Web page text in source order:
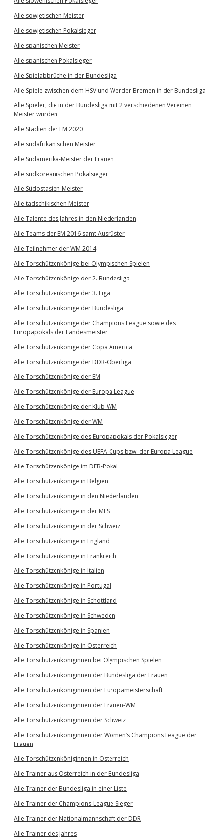
Alle sowjetischen Meister
Alle sowjetischen Pokalsieger
Alle spanischen Meister
Alle spanischen Pokalsieger
Alle Spielabbrüche in der Bundesliga
Alle Spiele zwischen dem HSV und Werder Bremen in der Bundesliga
Alle Spieler, die in der Bundesliga mit 2 verschiedenen Vereinen
Meister wurden
Alle Stadien der EM 2020
Alle südafrikanischen Meister
Alle Südamerika-Meister der Frauen
Alle südkoreanischen Pokalsieger
Alle Südostasien-Meister
Alle tadschikischen Meister
Alle Talente des Jahres in den Niederlanden
Alle Teams der EM 2016 samt Ausrüster
Alle Teilnehmer der WM 2014
Alle Torschützenkönige bei Olympischen Spielen
Alle Torschützenkönige der 2. Bundesliga
Alle Torschützenkönige der 3. Liga
Alle Torschützenkönige der Bundesliga
Alle Torschützenkönige der Champions League sowie des
Europapokals der Landesmeister
Alle Torschützenkönige der Copa America
Alle Torschützenkönige der DDR-Oberliga
Alle Torschützenkönige der EM
Alle Torschützenkönige der Europa League
Alle Torschützenkönige der Klub-WM
Alle Torschützenkönige der WM
Alle Torschützenkönige des Europapokals der Pokalsieger
Alle Torschützenkönige des UEFA-Cups bzw. der Europa League
Alle Torschützenkönige im DFB-Pokal
Alle Torschützenkönige in Belgien
Alle Torschützenkönige in den Niederlanden
Alle Torschützenkönige in der MLS
Alle Torschützenkönige in der Schweiz
Alle Torschützenkönige in England
Alle Torschützenkönige in Frankreich
Alle Torschützenkönige in Italien
Alle Torschützenkönige in Portugal
Alle Torschützenkönige in Schottland
Alle Torschützenkönige in Schweden
Alle Torschützenkönige in Spanien
Alle Torschützenkönige in Österreich
Alle Torschützenköniginnen bei Olympischen Spielen
Alle Torschützenköniginnen der Bundesliga der Frauen
Alle Torschützenköniginnen der Europameisterschaft
Alle Torschützenköniginnen der Frauen-WM
Alle Torschützenköniginnen der Schweiz
Alle Torschützenköniginnen der Women’s Champions League der
Frauen
Alle Torschützenköniginnen in Österreich
Alle Trainer aus Österreich in der Bundesliga
Alle Trainer der Bundesliga in einer Liste
Alle Trainer der Champions-League-Sieger
Alle Trainer der Nationalmannschaft der DDR
Alle Trainer des Jahres